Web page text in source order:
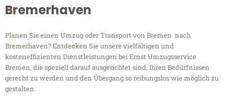
Bremerhaven
Planen Sie einen Umzug oder Transport von Bremen nach
Bremerhaven? Entdecken Sie unsere vielfältigen und
kosteneffizienten Dienstleistungen bei Ernst Umzugsservice
Bremen, die speziell darauf ausgerichtet sind, Ihren Bedürfnissen
gerecht zu werden und den Übergang so reibungslos wie möglich zu
gestalten.